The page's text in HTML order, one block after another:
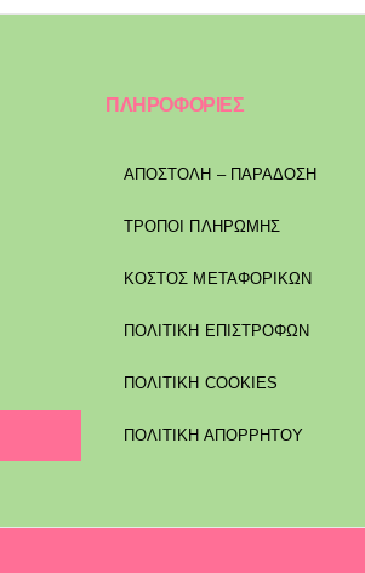
ΠΛΗΡΟΦΟΡΙΕΣ
ΑΠΟΣΤΟΛΉ – ΠΑΡΆΔΟΣΗ
ΤΡΌΠΟΙ ΠΛΗΡΩΜΉΣ
ΚΌΣΤΟΣ ΜΕΤΑΦΟΡΙΚΏΝ
ΠΟΛΙΤΙΚΉ ΕΠΙΣΤΡΟΦΏΝ
ΠΟΛΙΤΙΚΉ COOKIES
ΠΟΛΙΤΙΚΉ ΑΠΟΡΡΉΤΟΥ